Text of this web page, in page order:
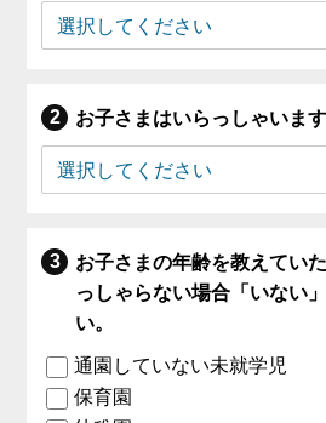
お子さまはいらっしゃいます
お子さまの年齢を教えてい
っしゃらない場合「いない
い。
通園していない未就学児
保育園